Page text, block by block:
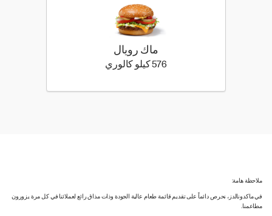
ماك رويال
576 كيلو كالوري 576 كيلو سعرة حرارية
ملاحظة هامة:
في ماكدونالدز، نحرص دائماً على تقديم قائمة طعام عالية الجودة وذات مذاق رائع لعملائنا في كل مرة يزورون
مطاعمنا.